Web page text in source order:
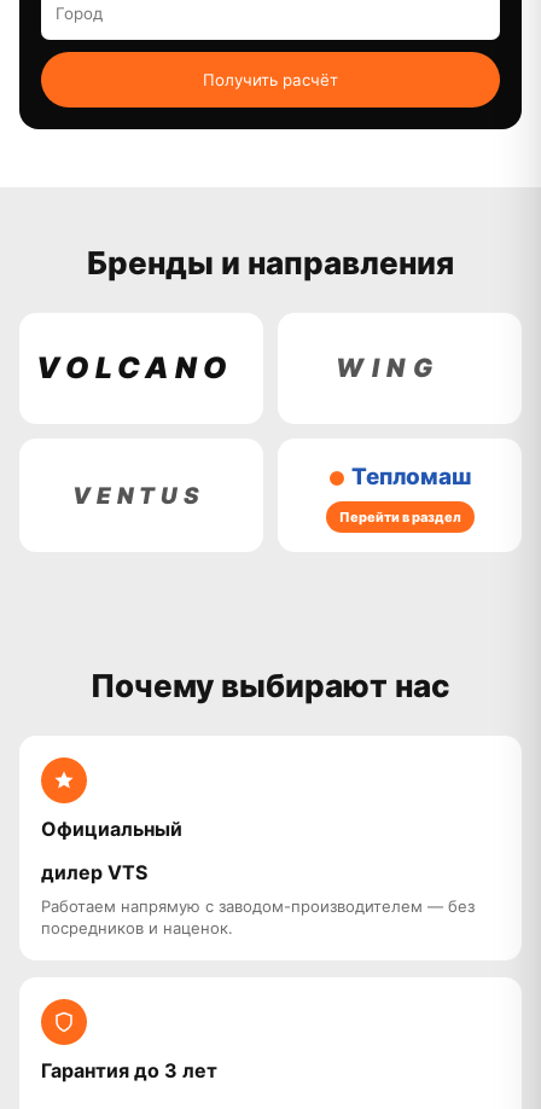
Получить расчёт
Бренды и направления
Перейти в раздел
Почему выбирают нас
Официальный
дилер VTS
Работаем напрямую с заводом-производителем — без
посредников и наценок.
Гарантия до 3 лет